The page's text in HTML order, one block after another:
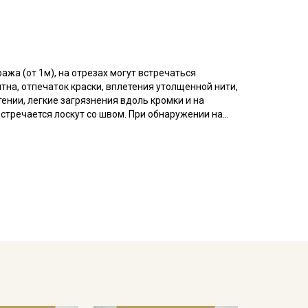
(от 1м), на отрезах могут встречаться
отпечаток краски, вплетения утолщенной нити,
легкие загрязнения вдоль кромки и на
лоскут со швом. При обнаружении на
согласования. В комментариях к